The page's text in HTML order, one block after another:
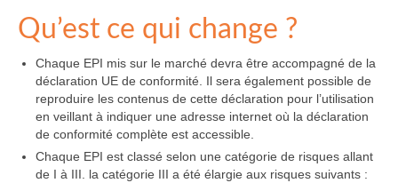
Qu’est ce qui change ?
Chaque EPI mis sur le marché devra être accompagné de la
déclaration UE de conformité. Il sera également possible de
reproduire les contenus de cette déclaration pour l’utilisation
en veillant à indiquer une adresse internet où la déclaration
de conformité complète est accessible.
Chaque EPI est classé selon une catégorie de risques allant
de I à III. la catégorie III a été élargie aux risques suivants :